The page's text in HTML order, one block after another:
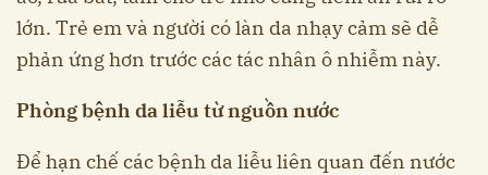
lớn. Trẻ em và người có làn da nhạy cảm sẽ dễ
phản ứng hơn trước các tác nhân ô nhiễm này.
Phòng bệnh da liễu từ nguồn nước
Để hạn chế các bệnh da liễu liên quan đến nước